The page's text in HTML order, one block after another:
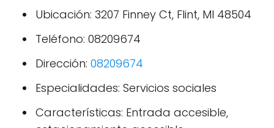
Ubicación: 3207 Finney Ct, Flint, MI 48504
Teléfono: 08209674
Dirección: 08209674
Especialidades: Servicios sociales
Características: Entrada accesible,